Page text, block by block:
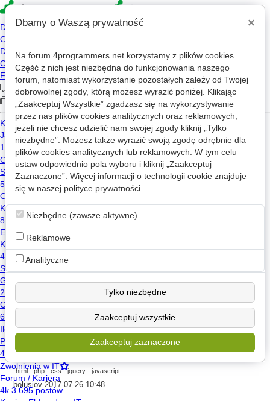
4p » Forum
Ogłoszenia drobne
« 1 2 ... 130 134 »
Nowy wątek
Szukam programisty - Symfony
0
817
smarty
dudek2000
Programista - nauczyciel poszukiwany
korepetycje
spring
snezzi 2017-06-27 21:24
Zlecę napisanie programu
0 1.1k
html
php css jquery javascript
bolusiov 2017-07-26 10:48
Dbamy o Waszą prywatność ×
Na forum 4programmers.net korzystamy z plików cookies.
Część z nich jest niezbędna do funkcjonowania naszego
forum, natomiast wykorzystanie pozostałych zależy od Twojej
dobrowolnej zgody, którą możesz wyrazić poniżej. Klikając
„Zaakceptuj Wszystkie” zgadzasz się na wykorzystywanie
przez nas plików cookies analitycznych oraz reklamowych,
jeżeli nie chcesz udzielić nam swojej zgody kliknij „Tylko
niezbędne”. Możesz także wyrazić swoją zgodę odrębnie dla
plików cookies analitycznych lub reklamowych. W tym celu
ustaw odpowiednio pola wyboru i kliknij „Zaakceptuj
Zaznaczone”. Więcej informacji o technologii cookie znajduje
się w naszej polityce prywatności.
Niezbędne (zawsze aktywne)
Reklamowe
Analityczne
Tylko niezbędne
Zaakceptuj wszystkie
Zaakceptuj zaznaczone